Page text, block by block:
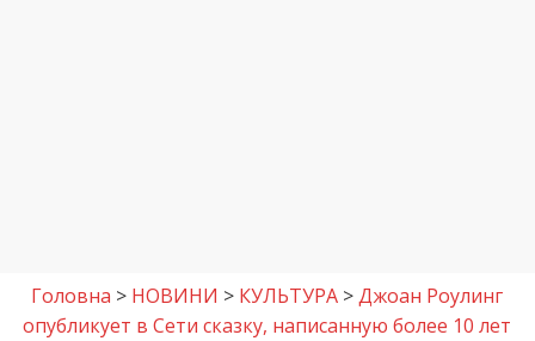
Головна > НОВИНИ > КУЛЬТУРА >Джоан Роулинг
опубликует в Сети сказку, написанную более 10 лет